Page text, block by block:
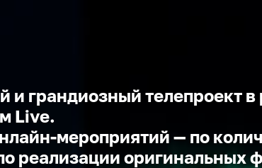
грандиозный телепроект
Live.
мероприятий — по
реализации оригинальных